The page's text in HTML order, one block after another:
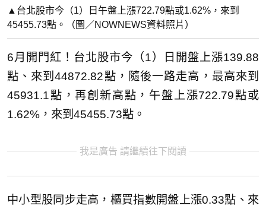
▲台北股市今（1）日午盤上漲722.79點或1.62%，來到
45455.73點。（圖／NOWNEWS資料照片）
6月開門紅！台北股市今（1）日開盤上漲139.88
點、來到44872.82點，隨後一路走高，最高來到
45931.1點，再創新高點，午盤上漲722.79點或
1.62%，來到45455.73點。
我是廣告 請繼續往下閱讀
中小型股同步走高，櫃買指數開盤上漲0.33點、來